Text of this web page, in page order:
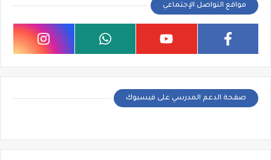
مواقع التواصل الإجتماعي
صفحة الدعم المدرسي على فيسبوك